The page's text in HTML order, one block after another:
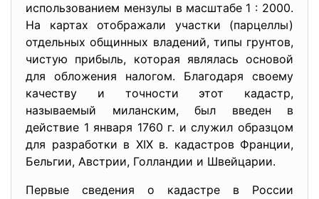
использованием мензулы в масштабе 1 : 2000.
На картах отображали участки (парцеллы)
отдельных общинных владений, типы грунтов,
чистую прибыль, которая являлась основой
для обложения налогом. Благодаря своему
качеству и точности этот кадастр,
называемый миланским, был введен в
действие 1 января 1760 г. и служил образцом
для разработки в XIX в. кадастров Франции,
Бельгии, Австрии, Голландии и Швейцарии.
Первые сведения о кадастре в России